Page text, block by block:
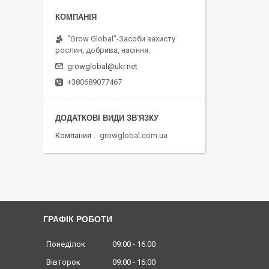
"Grow Global"-Засоби захисту
рослин, добрива, насіння.
growglobal@ukr.net
+380689077467
Компания growglobal.com.ua
ГРАФІК РОБОТИ
Понеділок 09:00
16:00
Вівторок
09:00 16:00